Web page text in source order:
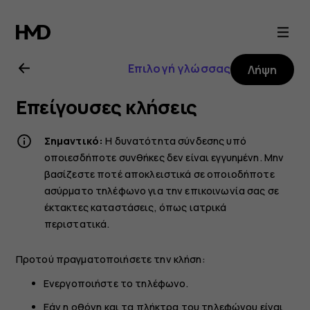
Οδηγίες
χρήσης
Nokia
6.2
Επιλογή γλώσσας Λήψη
Επείγουσες κλήσεις
Σημαντικό: Η δυνατότητα σύνδεσης υπό
οποιεσδήποτε συνθήκες δεν είναι εγγυημένη. Μην
βασίζεστε ποτέ αποκλειστικά σε οποιοδήποτε
ασύρματο τηλέφωνο για την επικοινωνία σας σε
έκτακτες καταστάσεις, όπως ιατρικά
περιστατικά.
Προτού πραγματοποιήσετε την κλήση:
Ενεργοποιήστε το τηλέφωνο.
Εάν η οθόνη και τα πλήκτρα του τηλεφώνου είναι